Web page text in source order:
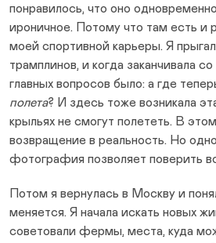
понравилось, что оно
ироничное. Потому что там есть и
моей спортивной карьеры. Я
трамплинов, и когда заканчивала
главных вопросов было: а где
полета? И здесь тоже возникала
крыльях не смогут полететь. В
возвращение в реальность. Но
фотография позволяет поверить
Потом я вернулась в Москву и
меняется. Я начала искать новых
советовали фермы, места, куда